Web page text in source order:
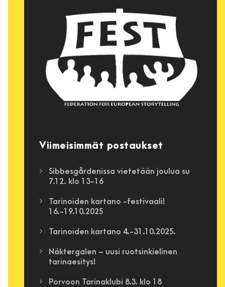
Viimeisimmät postaukset
Sibbesgårdenissa vietetään joulua su
7.12. klo 13-16
Tarinoiden kartano -festivaali!
16.-19.10.2025
Tarinoiden kartano 4.-31.10.2025.
Näktergalen – uusi ruotsinkielinen
tarinaesitys!
Porvoon Tarinaklubi 8.3. klo 18